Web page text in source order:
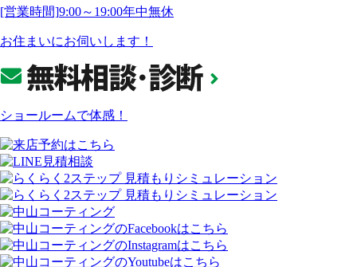
[営業時間]9:00～19:00年中無休
お住まいにお伺いします！
ショールームで体感！